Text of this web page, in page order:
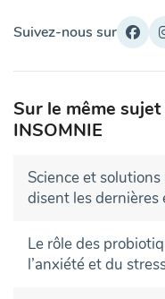
Suivez-nous sur
Sur le même sujet
INSOMNIE
Science et
disent les dernières
Le rôle des
l’anxiété et du